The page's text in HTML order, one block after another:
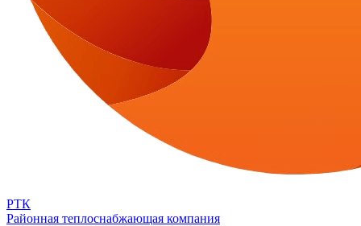
РТК
Районная теплоснабжающая компания